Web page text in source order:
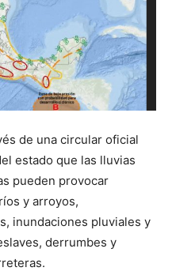
de una circular oficial
estado que las lluvias
pueden provocar
y arroyos,
inundaciones pluviales y
derrumbes y